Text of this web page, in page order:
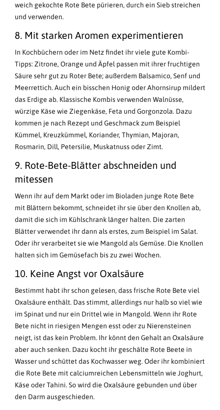
weich gekochte Rote Bete pürieren, durch ein Sieb streichen
und verwenden.
8. Mit starken Aromen experimentieren
In Kochbüchern oder im Netz findet ihr viele gute Kombi-
Tipps: Zitrone, Orange und Äpfel passen mit ihrer fruchtigen
Säure sehr gut zu Roter Bete; außerdem Balsamico, Senf und
Meerrettich. Auch ein bisschen Honig oder Ahornsirup mildert
das Erdige ab. Klassische Kombis verwenden Walnüsse,
würzige Käse wie Ziegenkäse, Feta und Gorgonzola. Dazu
kommen je nach Rezept und Geschmack zum Beispiel
Kümmel, Kreuzkümmel, Koriander, Thymian, Majoran,
Rosmarin, Dill, Petersilie, Muskatnuss oder Zimt.
9. Rote-Bete-Blätter abschneiden und
mitessen
Wenn ihr auf dem Markt oder im Bioladen junge Rote Bete
mit Blättern bekommt, schneidet ihr sie über den Knollen ab,
damit die sich im Kühlschrank länger halten. Die zarten
Blätter verwendet ihr dann als erstes, zum Beispiel im Salat.
Oder ihr verarbeitet sie wie Mangold als Gemüse. Die Knollen
halten sich im Gemüsefach bis zu zwei Wochen.
10. Keine Angst vor Oxalsäure
Bestimmt habt ihr schon gelesen, dass frische Rote Bete viel
Oxalsäure enthält. Das stimmt, allerdings nur halb so viel wie
im Spinat und nur ein Drittel wie in Mangold. Wenn ihr Rote
Bete nicht in riesigen Mengen esst oder zu Nierensteinen
neigt, ist das kein Problem. Ihr könnt den Gehalt an Oxalsäure
aber auch senken. Dazu kocht ihr geschälte Rote Beete in
Wasser und schüttet das Kochwasser weg. Oder ihr kombiniert
die Rote Bete mit calciumreichen Lebensmitteln wie Joghurt,
Käse oder Tahini. So wird die Oxalsäure gebunden und über
den Darm ausgeschieden.